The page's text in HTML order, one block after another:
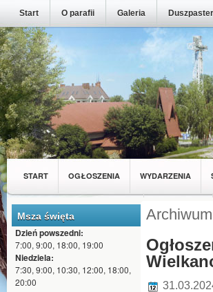
Start O parafii Galeria
START OGŁOSZENIA WYDARZENIA
MŁODZIEŻ Z NASZEJ PARAFII WSPÓLNOTY
Msza święta
Dzień powszedni:
7:00, 9:00, 18:00, 19:00
Niedziela:
7:30, 9:00, 10:30, 12:00, 18:00,
20:00